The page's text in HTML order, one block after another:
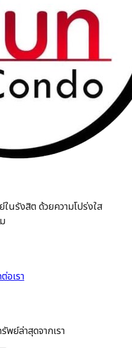
นรังสิต ด้วยความโปร่งใส
อเรา
พย์ล่าสุดจากเรา